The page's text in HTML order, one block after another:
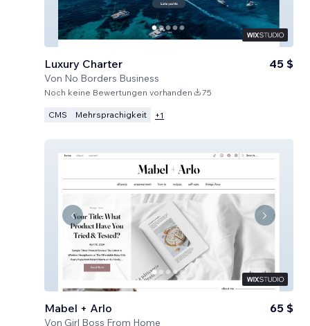
Luxury Charter
Von No Borders Business
45 $
Noch keine Bewertungen vorhanden 75
CMS Mehrsprachigkeit +1
Mabel + Arlo
Von Girl Boss From Home
65 $